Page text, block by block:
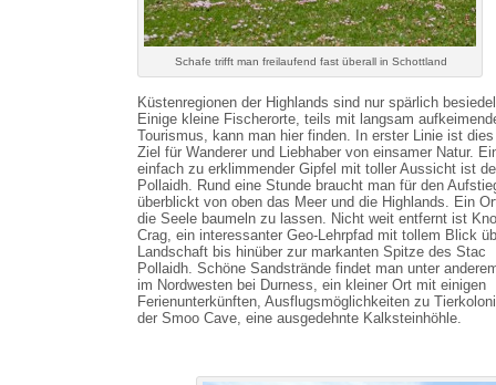
Schafe trifft man freilaufend fast überall in Schottland
Küstenregionen der Highlands sind nur spärlich
Einige kleine Fischerorte, teils mit langsam
Tourismus, kann man hier finden. In erster Linie ist
Ziel für Wanderer und Liebhaber von einsamer Natur.
einfach zu erklimmender Gipfel mit toller Aussicht ist
Pollaidh. Rund eine Stunde braucht man für den
überblickt von oben das Meer und die Highlands. Ein
die Seele baumeln zu lassen. Nicht weit entfernt ist
Crag, ein interessanter Geo-Lehrpfad mit tollem Blick
Landschaft bis hinüber zur markanten Spitze des Stac
Pollaidh. Schöne Sandstrände findet man unter
im Nordwesten bei Durness, ein kleiner Ort mit einigen
Ferienunterkünften, Ausflugsmöglichkeiten zu
der Smoo Cave, eine ausgedehnte Kalksteinhöhle.